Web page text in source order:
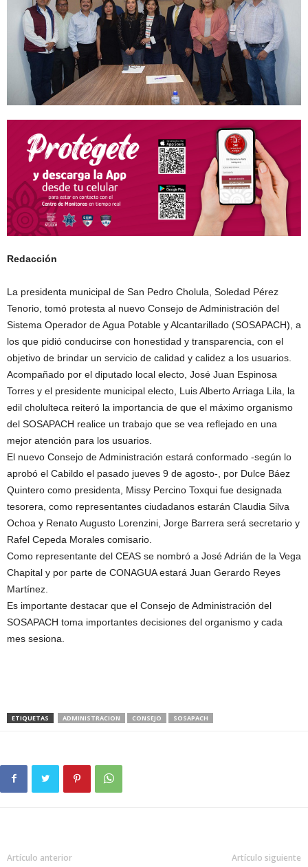
Redacción
La presidenta municipal de San Pedro Cholula, Soledad Pérez
Tenorio, tomó protesta al nuevo Consejo de Administración del
Sistema Operador de Agua Potable y Alcantarillado (SOSAPACH), a
los que pidió conducirse con honestidad y transparencia, con el
objetivo de brindar un servicio de calidad y calidez a los usuarios.
Acompañado por el diputado local electo, José Juan Espinosa
Torres y el presidente municipal electo, Luis Alberto Arriaga Lila, la
edil cholulteca reiteró la importancia de que el máximo organismo
del SOSAPACH realice un trabajo que se vea reflejado en una
mejor atención para los usuarios.
El nuevo Consejo de Administración estará conformado -según lo
aprobó el Cabildo el pasado jueves 9 de agosto-, por Dulce Báez
Quintero como presidenta, Missy Percino Toxqui fue designada
tesorera, como representantes ciudadanos estarán Claudia Silva
Ochoa y Renato Augusto Lorenzini, Jorge Barrera será secretario y
Rafel Cepeda Morales comisario.
Como representante del CEAS se nombró a José Adrián de la Vega
Chapital y por parte de CONAGUA estará Juan Gerardo Reyes
Martínez.
Es importante destacar que el Consejo de Administración del
SOSAPACH toma importantes decisiones del organismo y cada
mes sesiona.
ETIQUETAS ADMINISTRACION CONSEJO SOSAPACH
Artículo anterior Artículo siguiente